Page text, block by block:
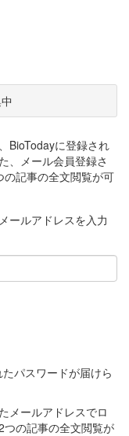
BioTodayに登録され
、メール会員登録さ
記事の全文閲覧が可
ールアドレスを入力
パスワードが届けら
メールアドレスでロ
の記事の全文閲覧が